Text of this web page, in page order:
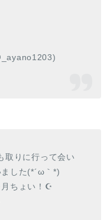
取りに行って会い
した(*´ω｀*)
月ちょい！☪︎